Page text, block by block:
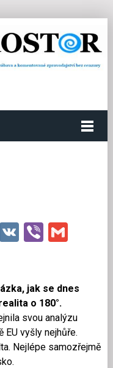
VKViber
jak se dnes
o 180°.
svou analýzu
EU vyšly nejhůře.
Nejlépe samozřejmě